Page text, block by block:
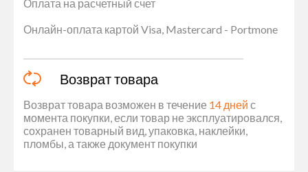
Оплата на расчетный счет
Онлайн-оплата картой Visa, Mastercard - Portmone
Возврат товара
Возврат товара возможен в течение 14 дней с
момента покупки, если товар не эксплуатировался,
сохранен товарный вид, упаковка, наклейки,
пломбы, а также документ покупки